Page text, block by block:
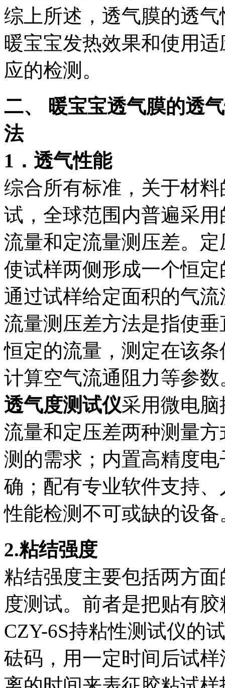
综上所述，透气膜的透
暖宝宝发热效果和使用
应的检测。
二、 暖宝宝透气膜的透
法
1． 透气性能
综合所有标准，关于材
试，全球范围内普遍采
流量和定流量测压差。
使试样两侧形成一个恒
通过试样给定面积的气
流量测压差方法是指使
恒定的流量，测定在该
计算空气流通阻力等参
透气度测试仪采用微电
流量和定压差两种测量
测的需求；内置高精度
确；配有专业软件支持
性能检测不可或缺的设备
2.粘结强度
粘结强度主要包括两方
度测试。前者是把贴有
CZY-6S持粘性测试仪的
砝码，用一定时间后试